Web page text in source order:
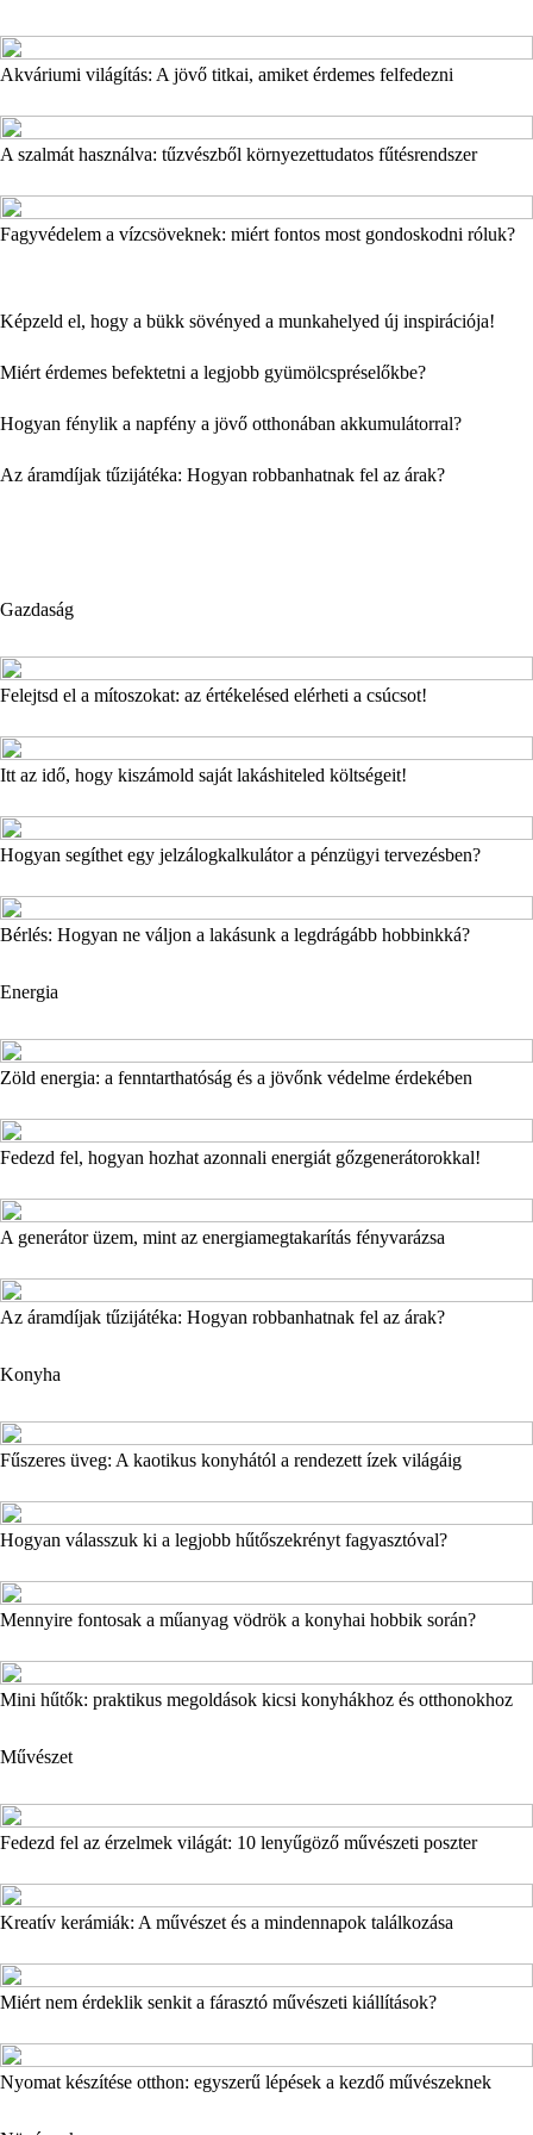
Akváriumi világítás: A jövő titkai, amiket érdemes felfedezni
A szalmát használva: tűzvészből környezettudatos fűtésrendszer
Fagyvédelem a vízcsöveknek: miért fontos most gondoskodni róluk?
Képzeld el, hogy a bükk sövényed a munkahelyed új inspirációja!
Miért érdemes befektetni a legjobb gyümölcspréselőkbe?
Hogyan fénylik a napfény a jövő otthonában akkumulátorral?
Az áramdíjak tűzijátéka: Hogyan robbanhatnak fel az árak?
Gazdaság
Felejtsd el a mítoszokat: az értékelésed elérheti a csúcsot!
Itt az idő, hogy kiszámold saját lakáshiteled költségeit!
Hogyan segíthet egy jelzálogkalkulátor a pénzügyi tervezésben?
Bérlés: Hogyan ne váljon a lakásunk a legdrágább hobbinkká?
Energia
Zöld energia: a fenntarthatóság és a jövőnk védelme érdekében
Fedezd fel, hogyan hozhat azonnali energiát gőzgenerátorokkal!
A generátor üzem, mint az energiamegtakarítás fényvarázsa
Az áramdíjak tűzijátéka: Hogyan robbanhatnak fel az árak?
Konyha
Fűszeres üveg: A kaotikus konyhától a rendezett ízek világáig
Hogyan válasszuk ki a legjobb hűtőszekrényt fagyasztóval?
Mennyire fontosak a műanyag vödrök a konyhai hobbik során?
Mini hűtők: praktikus megoldások kicsi konyhákhoz és otthonokhoz
Művészet
Fedezd fel az érzelmek világát: 10 lenyűgöző művészeti poszter
Kreatív kerámiák: A művészet és a mindennapok találkozása
Miért nem érdeklik senkit a fárasztó művészeti kiállítások?
Nyomat készítése otthon: egyszerű lépések a kezdő művészeknek